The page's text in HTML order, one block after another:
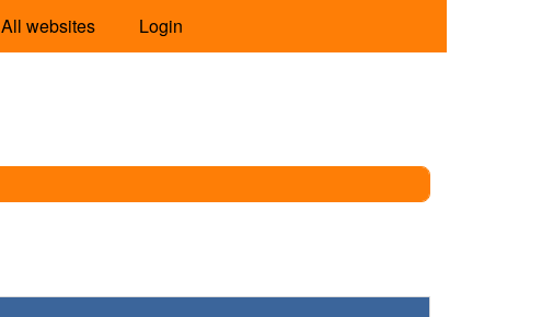
All websites Login